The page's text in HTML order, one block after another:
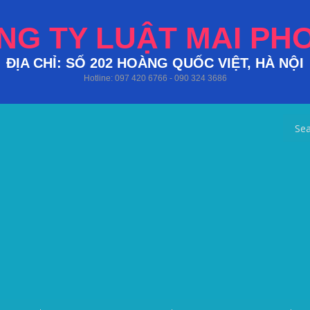
TY LUẬT MAI
ĐỊA CHỈ: SỐ 202 HOÀNG QUỐC VIỆT, HÀ NỘI
Hotline: 097 420 6766 - 090 324 3686